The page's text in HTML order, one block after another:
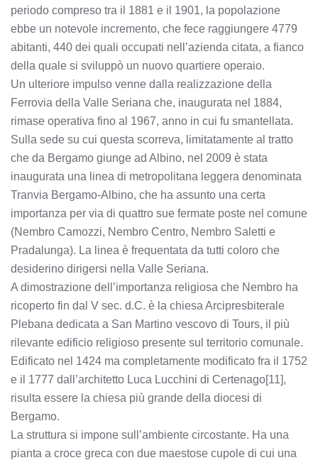
periodo compreso tra il 1881 e il 1901, la popolazione
ebbe un notevole incremento, che fece raggiungere 4779
abitanti, 440 dei quali occupati nell’azienda citata, a fianco
della quale si sviluppò un nuovo quartiere operaio.
Un ulteriore impulso venne dalla realizzazione della
Ferrovia della Valle Seriana che, inaugurata nel 1884,
rimase operativa fino al 1967, anno in cui fu smantellata.
Sulla sede su cui questa scorreva, limitatamente al tratto
che da Bergamo giunge ad Albino, nel 2009 è stata
inaugurata una linea di metropolitana leggera denominata
Tranvia Bergamo-Albino, che ha assunto una certa
importanza per via di quattro sue fermate poste nel comune
(Nembro Camozzi, Nembro Centro, Nembro Saletti e
Pradalunga). La linea è frequentata da tutti coloro che
desiderino dirigersi nella Valle Seriana.
A dimostrazione dell’importanza religiosa che Nembro ha
ricoperto fin dal V sec. d.C. è la chiesa Arcipresbiterale
Plebana dedicata a San Martino vescovo di Tours, il più
rilevante edificio religioso presente sul territorio comunale.
Edificato nel 1424 ma completamente modificato fra il 1752
e il 1777 dall’architetto Luca Lucchini di Certenago[11],
risulta essere la chiesa più grande della diocesi di
Bergamo.
La struttura si impone sull’ambiente circostante. Ha una
pianta a croce greca con due maestose cupole di cui una